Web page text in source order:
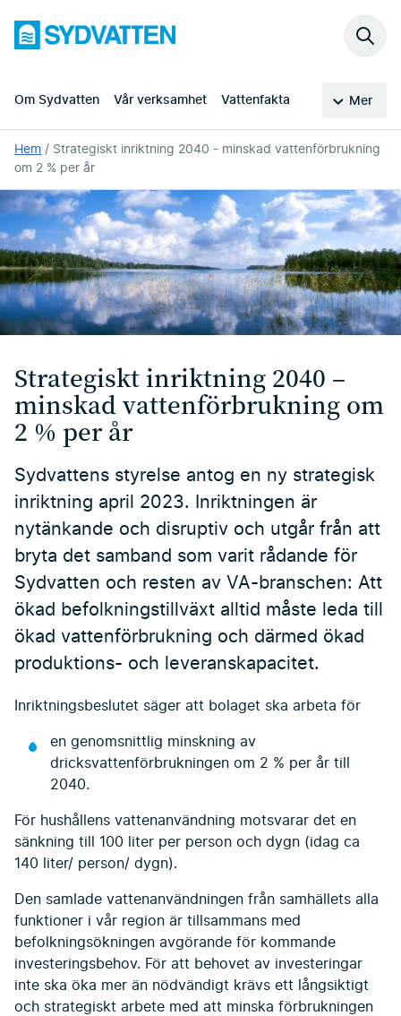
huvudinnehållet
Sydvatten
Om Sydvatten Vår verksamhet Vattenfakta Mer
Sök
Du
är
här:
Hem
Strategiskt inriktning 2040 - minskad vattenförbrukning
om 2 % per år
Strategiskt inriktning 2040 –
minskad vattenförbrukning om
2 % per år
Sydvattens styrelse antog en ny strategisk
inriktning april 2023. Inriktningen är
nytänkande och disruptiv och utgår från att
bryta det samband som varit rådande för
Sydvatten och resten av VA-branschen: Att
ökad befolkningstillväxt alltid måste leda till
ökad vattenförbrukning och därmed ökad
produktions- och leveranskapacitet.
Inriktningsbeslutet säger att bolaget ska arbeta för
en genomsnittlig minskning av
dricksvattenförbrukningen om 2 % per år till
2040.
För hushållens vattenanvändning motsvarar det en
sänkning till 100 liter per person och dygn (idag ca
140 liter/ person/ dygn).
Den samlade vattenanvändningen från samhällets alla
funktioner i vår region är tillsammans med
befolkningsökningen avgörande för kommande
investeringsbehov. För att behovet av investeringar
inte ska öka mer än nödvändigt krävs ett långsiktigt
och strategiskt arbete med att minska förbrukningen